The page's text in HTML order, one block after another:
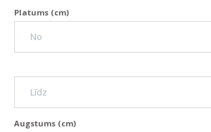
Platums (cm)
Augstums (cm)